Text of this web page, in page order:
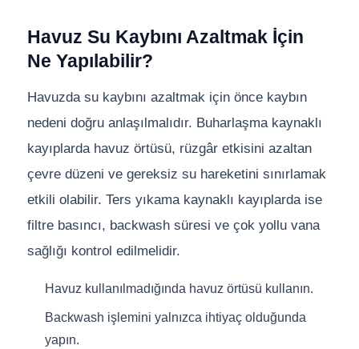
Havuz Su Kaybını Azaltmak İçin
Ne Yapılabilir?
Havuzda su kaybını azaltmak için önce kaybın
nedeni doğru anlaşılmalıdır. Buharlaşma kaynaklı
kayıplarda havuz örtüsü, rüzgâr etkisini azaltan
çevre düzeni ve gereksiz su hareketini sınırlamak
etkili olabilir. Ters yıkama kaynaklı kayıplarda ise
filtre basıncı, backwash süresi ve çok yollu vana
sağlığı kontrol edilmelidir.
Havuz kullanılmadığında havuz örtüsü kullanın.
Backwash işlemini yalnızca ihtiyaç olduğunda
yapın.